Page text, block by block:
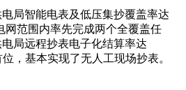
电局智能电表及低压集抄覆盖率达
网范围内率先完成两个全覆盖任
局远程抄表电子化结算率达
，基本实现了无人工现场抄表。